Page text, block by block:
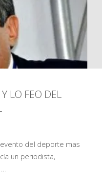
LO FEO DEL
del deporte mas
un periodista,